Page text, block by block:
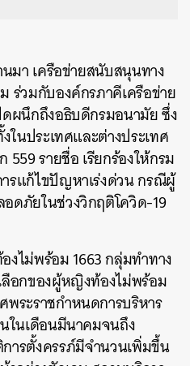
มา เครือข่ายสนับสนุนทาง
ร่วมกับองค์กรภาคีเครือข่าย
ผนึกถึงอธิบดีกรมอนามัย ซึ่ง
นประเทศและต่างประเทศ
รายชื่อ เรียกร้องให้กรม
รแก้ไขปัญหาเร่งด่วน กรณีผู้
ดภัยในช่วงวิกฤติโควิด-19
ไม่พร้อม 1663 กลุ่มทำทาง
อกของผู้หญิงท้องไม่พร้อม
ระราชกำหนดการบริหาร
ในเดือนมีนาคมจนถึง
รตั้งครรภ์มีจำนวนเพิ่มขึ้น